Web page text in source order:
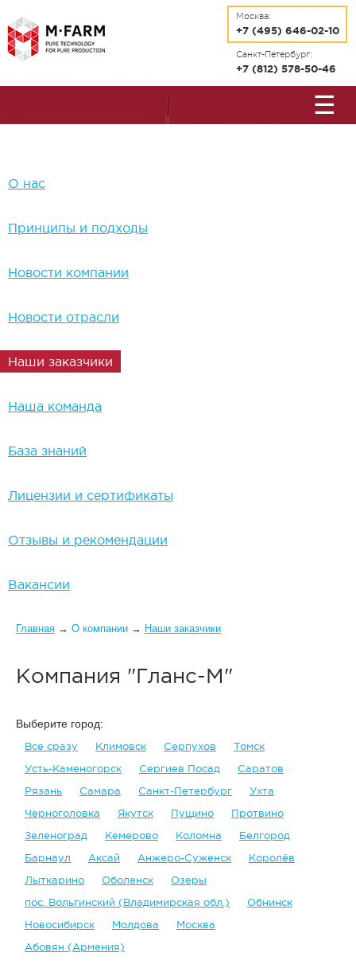
Москва:
+7 (495) 646-02-10
Санкт-Петербург:
+7 (812) 578-50-46
☰
О нас
Принципы и подходы
Новости компании
Новости отрасли
Наши заказчики
Наша команда
База знаний
Лицензии и сертификаты
Отзывы и рекомендации
Вакансии
Вы здесь
Главная → О компании → Наши заказчики
Компания "Гланс-М"
Выберите город:
Все сразу Климовск Серпухов
Томск
Усть-Каменогорск
Сергиев Посад
Саратов
Рязань
Самара Санкт-Петербург
Ухта
Черноголовка
Якутск Пущино
Протвино
Зеленоград
Кемерово Коломна
Белгород
Барнаул
Аксай Анжеро-Суженск
Королёв
Лыткарино
Оболенск
Озеры
пос. Вольгинский (Владимирская обл.)
Обнинск
Новосибирск
Молдова
Москва
Абовян (Армения)